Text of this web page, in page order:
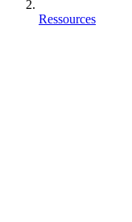
Ressources